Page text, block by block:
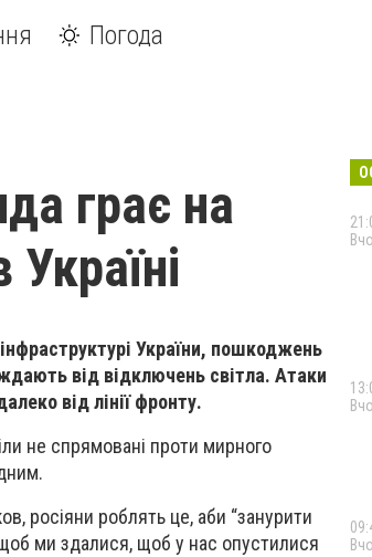
Погода
грає на
України, пошкоджень
від відключень світла. Атаки
від лінії фронту.
не спрямовані проти мирного
росіяни роблять це, аби “занурити
ми здалися, щоб у нас опустилися